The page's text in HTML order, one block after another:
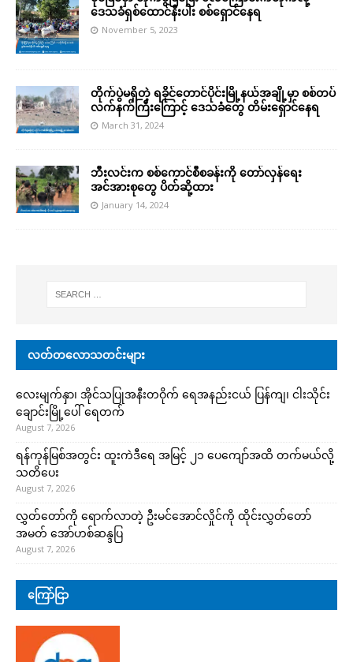
ဒေသခံရှစ်ထောင်နီးပါး စစ်ရှောင်နေရ
November 5, 2023
တိုက်ပွဲမရှိတဲ့ ရခိုင်တောင်ပိုင်းမြို့နယ်အချို့မှာ စစ်တပ်
လက်နက်ကြီးကြောင့် ဒေသခံတွေ တိမ်းရှောင်နေရ
March 31, 2024
ဘီးလင်းက စစ်ကောင်စီစခန်းကို တော်လှန်ရေး
အင်အားစုတွေ ပိတ်ဆို့ထား
January 14, 2024
လတ်တလောသတင်းများ
လေးမျက်နှာ၊ အိုင်သပြုအနီးတဝိုက် ရေအနည်းငယ် ပြန်ကျ၊ ငါးသိုင်း
ချောင်းမြို့ပေါ် ရေတက်
August 7, 2026
ရန်ကုန်မြစ်အတွင်း ထူးကဲဒီရေ အ​မြင့် ၂၁ ပေကျော်အထိ တက်မယ်လို့
သတိပေး
August 7, 2026
လွှတ်တော်ကို ရောက်လာတဲ့ ဦးမင်အောင်လှိုင်ကို ထိုင်းလွှတ်တော်
အမတ် အော်ဟစ်ဆန္ဒပြ
August 7, 2026
ကြော်ငြာ